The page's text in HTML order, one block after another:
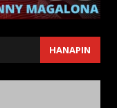
HANAPIN